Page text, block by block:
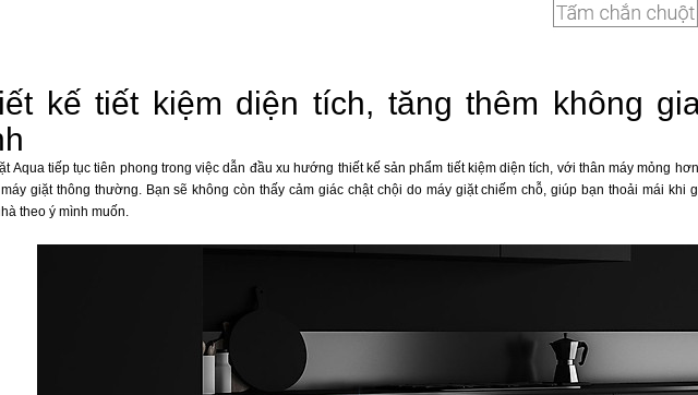
kế tiết kiệm diện tích, tăng thêm không
Aqua tiếp tục tiên phong trong việc dẫn đầu xu hướng thiết kế sản phẩm tiết kiệm diện tích, với thân máy mỏng
giặt thông thường. Bạn sẽ không còn thấy cảm giác chật chội do máy giặt chiếm chỗ, giúp bạn thoải mái khi
theo ý mình muốn.